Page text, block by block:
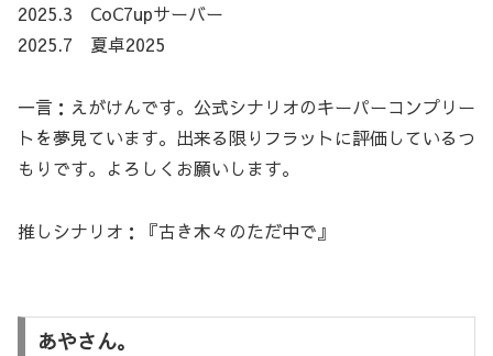
2025.3 CoC7upサーバー
2025.7 夏卓2025
一言：えがけんです。公式シナリオのキーパーコンプリー
トを夢見ています。出来る限りフラットに評価しているつ
もりです。よろしくお願いします。
推しシナリオ：『古き木々のただ中で』
あやさん。